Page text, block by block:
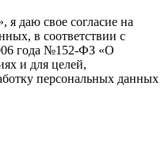
даю свое согласие на
в соответствии с
года №152-ФЗ «О
и для целей,
персональных данных